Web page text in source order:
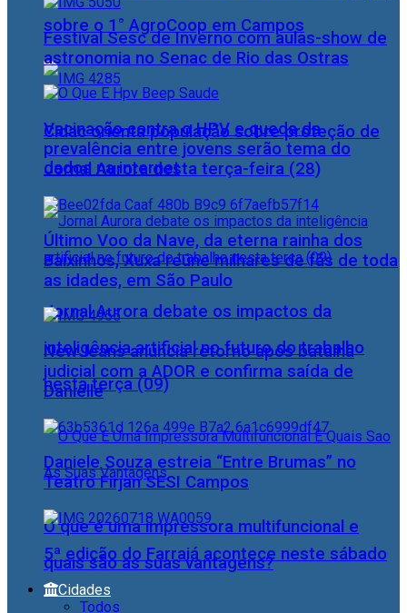
sobre o 1° AgroCoop em Campos
Cidac orienta população sobre proteção de
dados na internet
Jornal Aurora debate os impactos da
inteligência artificial no futuro do trabalho
nesta terça (09)
O que é uma impressora multifuncional e
quais são as suas vantagens?
Festival Sesc de Inverno com aulas-show de
astronomia no Senac de Rio das Ostras
Vacinação contra o HPV e queda da
prevalência entre jovens serão tema do
Jornal Aurora desta terça-feira (28)
Último Voo da Nave, da eterna rainha dos
Baixinhos, Xuxa reúne milhares de fãs de toda
as idades, em São Paulo
NewJeans anuncia retorno após batalha
judicial com a ADOR e confirma saída de
Danielle
Daniele Souza estreia “Entre Brumas” no
Teatro Firjan SESI Campos
5ª edição do Farraiá acontece neste sábado
Cidades
Todos